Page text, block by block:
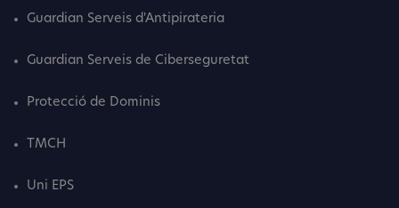
Guardian Serveis d'Antipirateria
Guardian Serveis de Ciberseguretat
Protecció de Dominis
TMCH
Uni EPS